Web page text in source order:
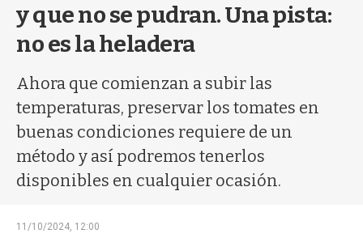
y que no se pudran. Una pista:
no es la heladera
Ahora que comienzan a subir las
temperaturas, preservar los tomates en
buenas condiciones requiere de un
método y así podremos tenerlos
disponibles en cualquier ocasión.
11/10/2024, 12:00